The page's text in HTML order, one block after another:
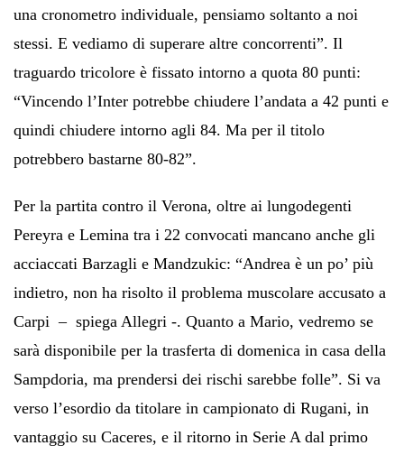
una cronometro individuale, pensiamo soltanto a noi
stessi. E vediamo di superare altre concorrenti”. Il
traguardo tricolore è fissato intorno a quota 80 punti:
“Vincendo l’Inter potrebbe chiudere l’andata a 42 punti e
quindi chiudere intorno agli 84. Ma per il titolo
potrebbero bastarne 80-82”.
Per la partita contro il Verona, oltre ai lungodegenti
Pereyra e Lemina tra i 22 convocati mancano anche gli
acciaccati Barzagli e Mandzukic: “Andrea è un po’ più
indietro, non ha risolto il problema muscolare accusato a
Carpi – spiega Allegri -. Quanto a Mario, vedremo se
sarà disponibile per la trasferta di domenica in casa della
Sampdoria, ma prendersi dei rischi sarebbe folle”. Si va
verso l’esordio da titolare in campionato di Rugani, in
vantaggio su Caceres, e il ritorno in Serie A dal primo